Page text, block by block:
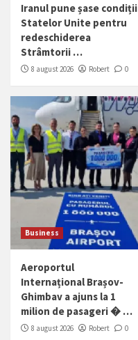
Iranul pune șase condiții
Statelor Unite pentru
redeschiderea
Strâmtorii …
8 august 2026 Robert 0
Business
Aeroportul
Internațional Brașov-
Ghimbav a ajuns la 1
milion de pasageri � …
8 august 2026 Robert 0